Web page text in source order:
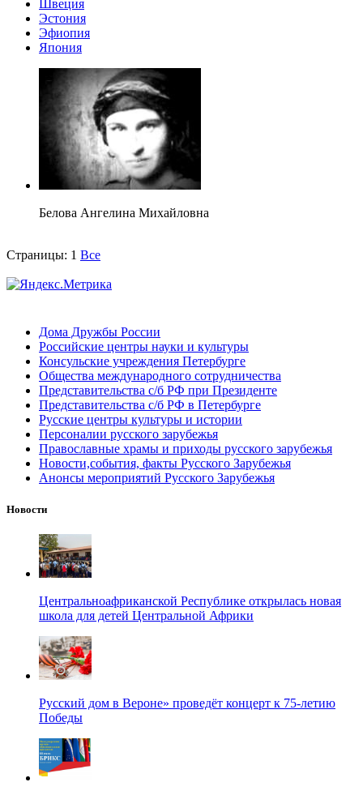
Швеция
Эстония
Эфиопия
Япония
Белова Ангелина Михайловна
Страницы: 1 Все
Дома Дружбы России
Российские центры науки и культуры
Консульские учреждения Петербурге
Общества международного сотрудничества
Представительства с/б РФ при Президенте
Представительства с/б РФ в Петербурге
Русские центры культуры и истории
Персоналии русского зарубежья
Православные храмы и приходы русского зарубежья
Новости,события, факты Русского Зарубежья
Анонсы мероприятий Русского Зарубежья
Новости
Центральноафриканской Республике открылась новая
школа для детей Центральной Африки
Русский дом в Вероне» проведёт концерт к 75-летию
Победы